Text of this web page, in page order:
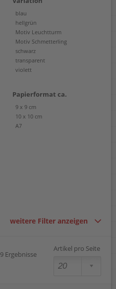
blau
hellgrün
Motiv Leuchtturm
Motiv Schmetterling
schwarz
transparent
violett
Papierformat ca.
9 x 9 cm
10 x 10 cm
A7
weitere Filter anzeigen
9 Ergebnisse
Artikel pro Seite